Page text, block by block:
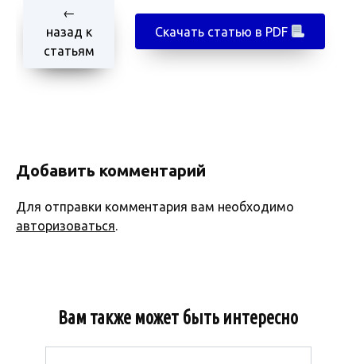
←
назад к
статьям
Скачать статью в PDF
Добавить комментарий
Для отправки комментария вам необходимо
авторизоваться.
Вам также может быть интересно